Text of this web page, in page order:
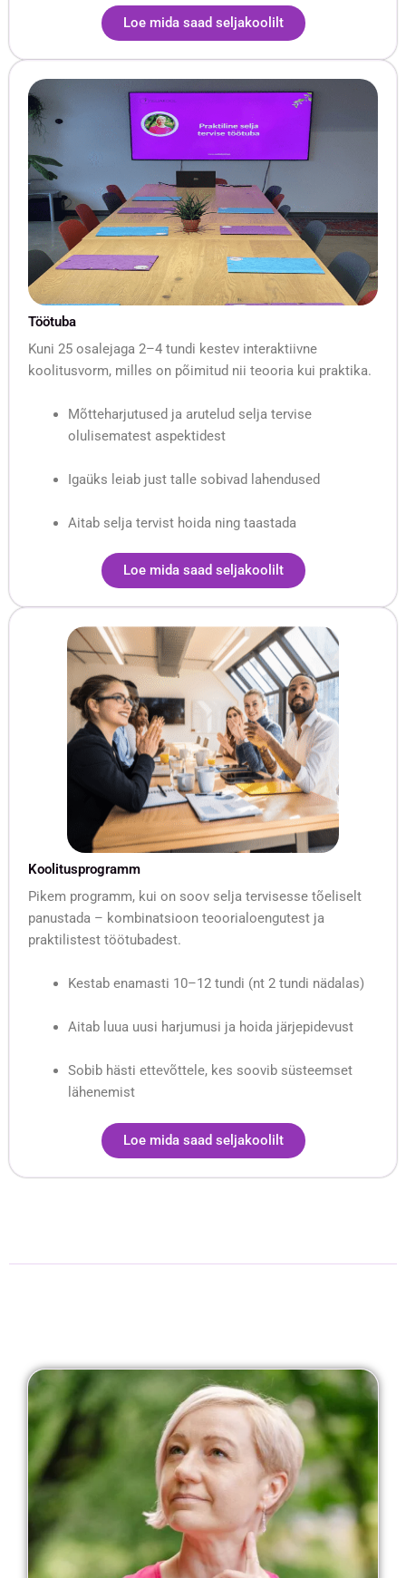
Loe mida saad seljakoolilt
Töötuba
Kuni 25 osalejaga 2–4 tundi kestev interaktiivne
koolitusvorm, milles on põimitud nii teooria kui praktika.
Mõtteharjutused ja arutelud selja tervise
olulisematest aspektidest
Igaüks leiab just talle sobivad lahendused
Aitab selja tervist hoida ning taastada
Loe mida saad seljakoolilt
Koolitusprogramm
Pikem programm, kui on soov selja tervisesse tõeliselt
panustada – kombinatsioon teoorialoengutest ja
praktilistest töötubadest.
Kestab enamasti 10–12 tundi (nt 2 tundi nädalas)
Aitab luua uusi harjumusi ja hoida järjepidevust
Sobib hästi ettevõttele, kes soovib süsteemset
lähenemist
Loe mida saad seljakoolilt